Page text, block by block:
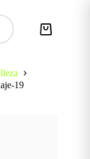
Carro
19